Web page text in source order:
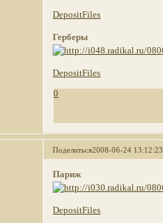
DepositFiles
Герберы
DepositFiles
0
Поделиться2008-06-24 13:12:23
Париж
DepositFiles